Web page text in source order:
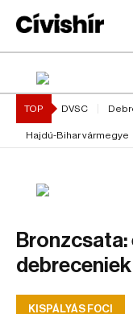
TOP DVSC
Hajdú-Bihar vármegye
Bronzcsata:
debreceniek
KISPÁLYÁS FOCI